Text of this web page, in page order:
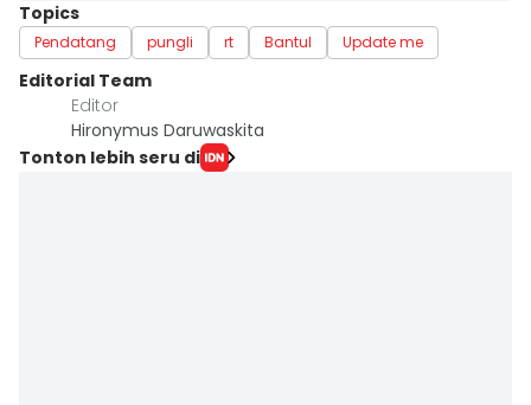
Topics
Pendatang pungli rt Bantul Update me
Editorial Team
Editor
Hironymus Daruwaskita
Tonton lebih seru di